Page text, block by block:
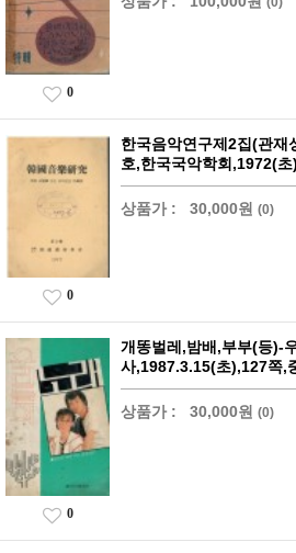
0
한국음악연구제2집(관재
호,한국국악학회,1972(
상품가 : 30,000원 (0)
0
개똥벌레,밤배,부부(등)-
사,1987.3.15(초),127쪽,
상품가 : 30,000원 (0)
0